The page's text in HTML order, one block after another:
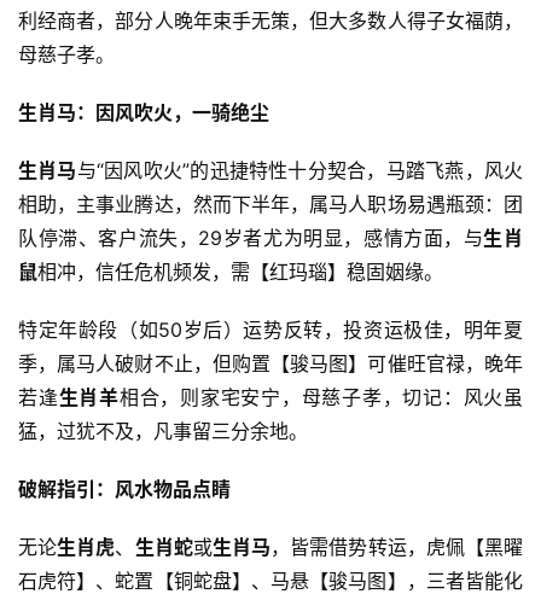
利经商者，部分人晚年束手无策，但大多数人得子女福荫，
母慈子孝。
生肖马：因风吹火，一骑绝尘
生肖马与“因风吹火”的迅捷特性十分契合，马踏飞燕，风火
相助，主事业腾达，然而下半年，属马人职场易遇瓶颈：团
队停滞、客户流失，29岁者尤为明显，感情方面，与生肖
鼠相冲，信任危机频发，需【红玛瑙】稳固姻缘。
特定年龄段（如50岁后）运势反转，投资运极佳，明年夏
季，属马人破财不止，但购置【骏马图】可催旺官禄，晚年
若逢生肖羊相合，则家宅安宁，母慈子孝，切记：风火虽
猛，过犹不及，凡事留三分余地。
破解指引：风水物品点睛
无论生肖虎、 生肖蛇或生肖马，皆需借势转运，虎佩【黑曜
石虎符】、蛇置【铜蛇盘】、马悬【骏马图】，三者皆能化